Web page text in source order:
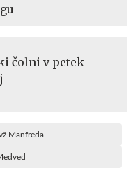
čolni v petek
Manfreda